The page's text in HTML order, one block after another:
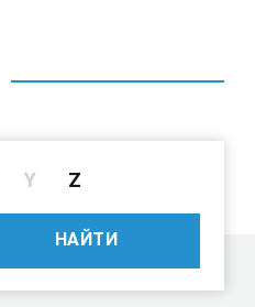
Y Z
НАЙТИ